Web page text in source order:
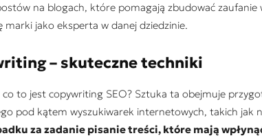
na blogach, które pomagają zbudować
marki jako eksperta w danej dziedzinie.
– skuteczne techniki
co to jest copywriting SEO? Sztuka ta obejmuje
pod kątem wyszukiwarek internetowych, takich jak
za zadanie pisanie treści, które mają